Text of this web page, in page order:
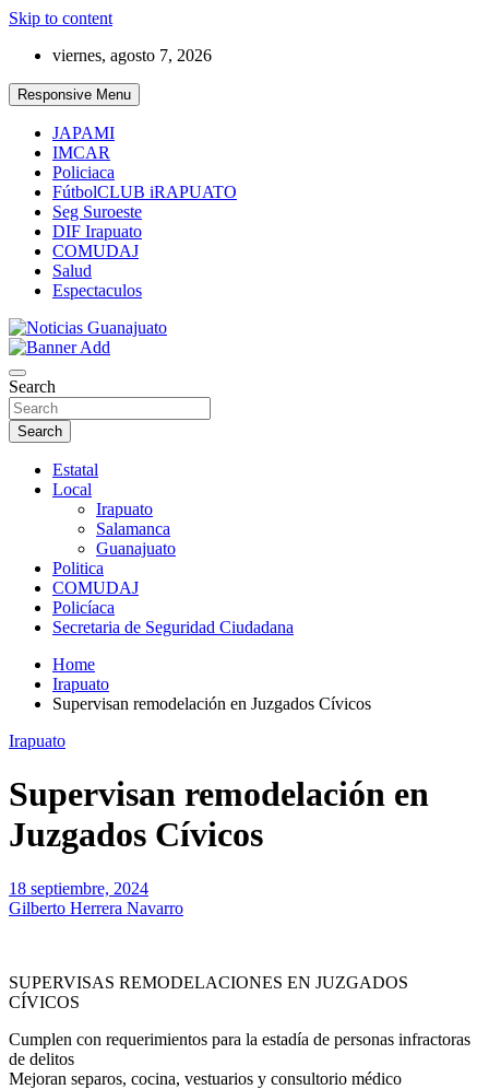
Skip to content
viernes, agosto 7, 2026
Responsive Menu
JAPAMI
IMCAR
Policiaca
FútbolCLUB iRAPUATO
Seg Suroeste
DIF Irapuato
COMUDAJ
Salud
Espectaculos
Noticias Guanajuato
Search
Search
Estatal
Local
Irapuato
Salamanca
Guanajuato
Politica
COMUDAJ
Policíaca
Secretaria de Seguridad Ciudadana
Home
Irapuato
Supervisan remodelación en Juzgados Cívicos
Irapuato
Supervisan remodelación en
Juzgados Cívicos
18 septiembre, 2024
Gilberto Herrera Navarro
SUPERVISAS REMODELACIONES EN JUZGADOS
CÍVICOS
Cumplen con requerimientos para la estadía de personas infractoras
de delitos
Mejoran separos, cocina, vestuarios y consultorio médico